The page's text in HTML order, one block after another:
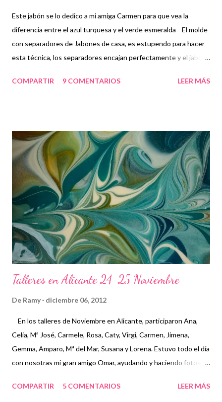
Este jabón se lo dedico a mi amiga Carmen para que vea la
diferencia entre el azul turquesa y el verde esmeralda El molde
con separadores de Jabones de casa, es estupendo para hacer
esta técnica, los separadores encajan perfectamente y el jabón
Maku de Jabones de casa
COMPARTIR 9 COMENTARIOS LEER MÁS
Talleres en Alicante 24-25 Noviembre
De Ramy diciembre 06, 2012
En los talleres de Noviembre en Alicante, participaron Ana,
Celia, Mª José, Carmele, Rosa, Caty, Virgi, Carmen, Jimena,
Gemma, Amparo, Mª del Mar, Susana y Lorena. Estuvo todo el día
con nosotras mi gran amigo Omar, ayudando y haciendo fotos
Jabones de casa También tuvimos taller de cosmética
COMPARTIR 5 COMENTARIOS LEER MÁS